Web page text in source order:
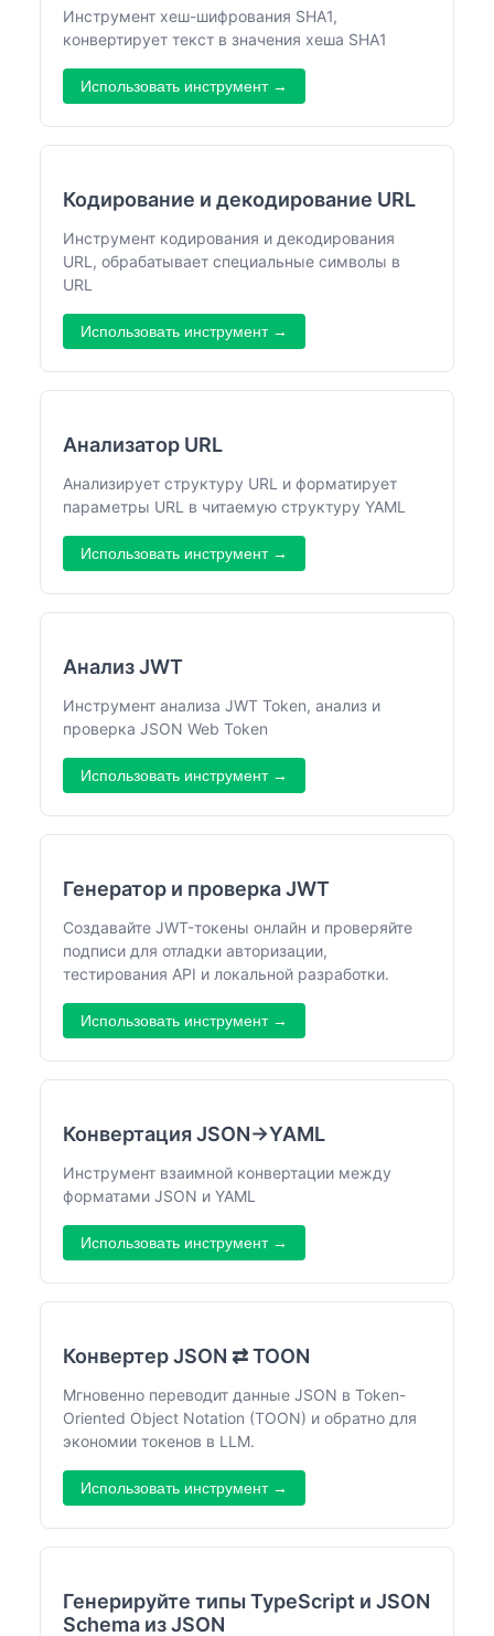
Инструмент хеш-шифрования SHA1,
конвертирует текст в значения хеша SHA1
Использовать инструмент →
Кодирование и декодирование URL
Инструмент кодирования и декодирования
URL, обрабатывает специальные символы в
URL
Использовать инструмент →
Анализатор URL
Анализирует структуру URL и форматирует
параметры URL в читаемую структуру YAML
Использовать инструмент →
Анализ JWT
Инструмент анализа JWT Token, анализ и
проверка JSON Web Token
Использовать инструмент →
Генератор и проверка JWT
Создавайте JWT-токены онлайн и проверяйте
подписи для отладки авторизации,
тестирования API и локальной разработки.
Использовать инструмент →
Конвертация JSON→YAML
Инструмент взаимной конвертации между
форматами JSON и YAML
Использовать инструмент →
Конвертер JSON ⇄ TOON
Мгновенно переводит данные JSON в Token-
Oriented Object Notation (TOON) и обратно для
экономии токенов в LLM.
Использовать инструмент →
Генерируйте типы TypeScript и JSON
Schema из JSON